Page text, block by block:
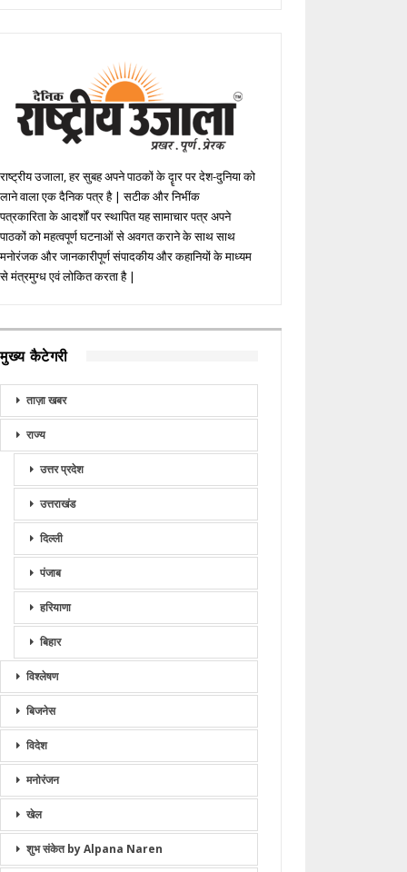
राष्ट्रीय उजाला, हर सुबह अपने पाठकों के दॄार पर देश-दुनिया को
लाने वाला एक दैनिक पत्र है | सटीक और निभींक
पत्रकारिता के आदर्शों पर स्थापित यह सामाचार पत्र अपने
पाठकों को महत्वपूर्ण घटनाओं से अवगत कराने के साथ साथ
मनोरंजक और जानकारीपूर्ण संपादकीय और कहानियों के माध्यम
से मंत्रमुग्ध एवं लोकित करता है |
मुख्य कैटेगरी
ताज़ा खबर
राज्य
उत्तर प्रदेश
उत्तराखंड
दिल्ली
पंजाब
हरियाणा
बिहार
विश्लेषण
बिजनेस
विदेश
मनोरंजन
खेल
शुभ संकेत by Alpana Naren